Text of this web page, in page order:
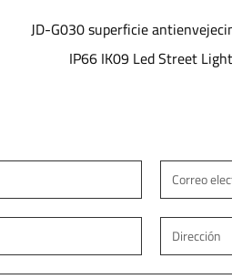
Luz de calle Led
antienvejecimiento de superficie